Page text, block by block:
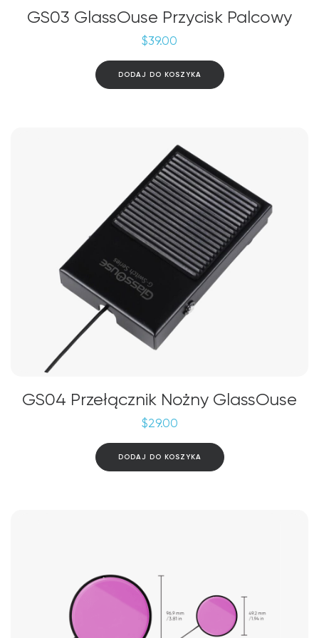
GS03 GlassOuse Przycisk Palcowy
$39.00
DODAJ DO KOSZYKA
GS04 Przełącznik Nożny GlassOuse
$29.00
DODAJ DO KOSZYKA